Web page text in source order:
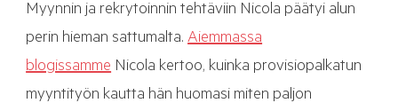
Myynnin ja rekrytoinnin tehtäviin Nicola päätyi alun
perin hieman sattumalta. Aiemmassa
blogissamme Nicola kertoo, kuinka provisiopalkatun
myyntityön kautta hän huomasi miten paljon